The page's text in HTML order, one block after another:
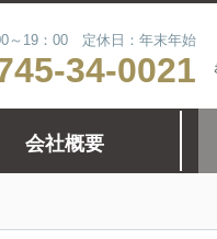
～19：00 定休日：年末年始
34-0021
会社概要